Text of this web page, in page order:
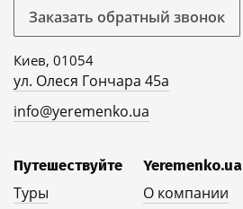
Заказать обратный звонок
Киев, 01054
ул. Олеся Гончара 45а
info@yeremenko.ua
Путешествуйте
Туры
Yeremenko.ua
О компании